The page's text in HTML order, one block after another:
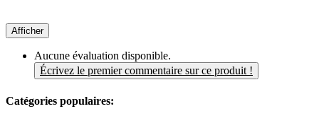
Afficher
Aucune évaluation disponible.
Écrivez le premier commentaire sur ce produit !
Catégories populaires: